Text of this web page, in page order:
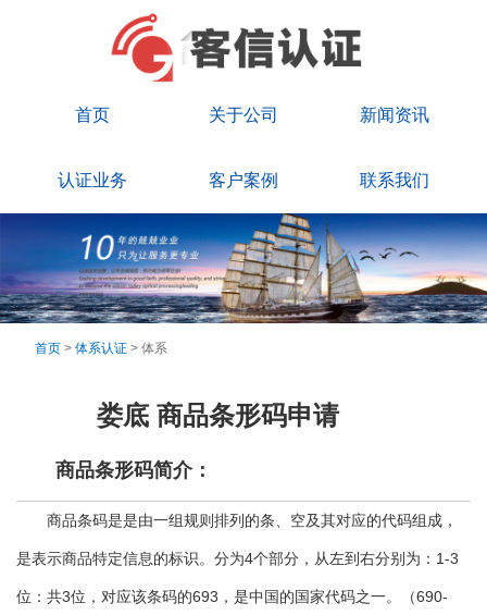
首页 关于公司 新闻资讯
认证业务 客户案例 联系我们
首页 > 体系认证 > 体系
娄底 商品条形码申请
商品条形码简介：
商品条码是是由一组规则排列的条、空及其对应的代码组成，
是表示商品特定信息的标识。分为4个部分，从左到右分别为：1-3
位：共3位，对应该条码的693，是中国的国家代码之一。（690-